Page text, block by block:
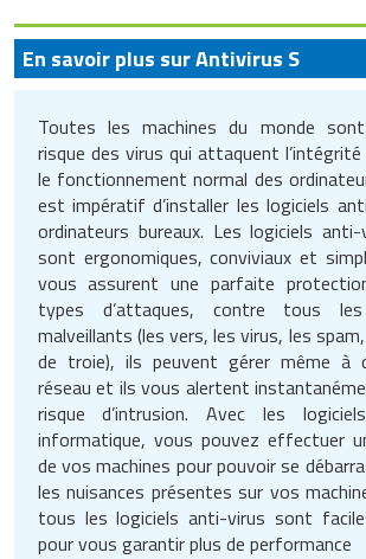
En savoir plus sur Antivirus S
Toutes les machines du monde
risque des virus qui attaquent
le fonctionnement normal des
est impératif d’installer les logiciels
ordinateurs bureaux. Les logiciels
sont ergonomiques, conviviaux et
vous assurent une parfaite
types d’attaques, contre tous les
malveillants (les vers, les virus, les
de troie), ils peuvent gérer même à
réseau et ils vous alertent
risque d’intrusion. Avec les
informatique, vous pouvez effectuer
de vos machines pour pouvoir se
les nuisances présentes sur vos
tous les logiciels anti-virus sont
pour vous garantir plus de performance